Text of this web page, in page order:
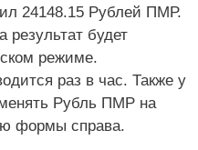
24148.15 Рублей ПМР.
результат будет
режиме.
раз в час. Также у
Рубль ПМР на
формы справа.